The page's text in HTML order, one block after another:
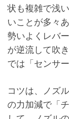
状も複雑で浅
いことが多々あ
勢いよくレバ
が逆流して吹
では「センサ
コツは、ノズ
の力加減で「